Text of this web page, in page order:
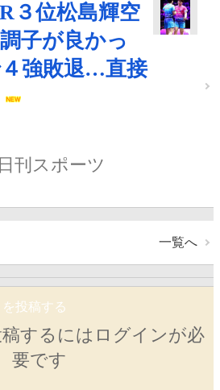
３位松島輝空
子が良かっ
強敗退…直接
日刊スポーツ
一覧へ
投稿する
するにはログインが必
要です